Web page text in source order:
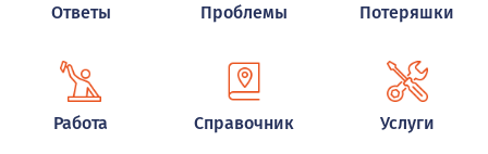
Ответы Проблемы Потеряшки
Работа Справочник Услуги